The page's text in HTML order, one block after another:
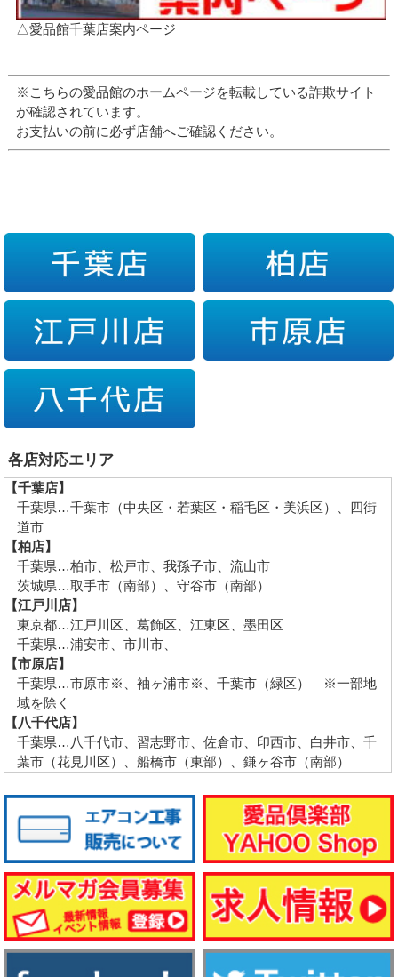
△愛品館千葉店案内ページ
※こちらの愛品館のホームページを転載している詐欺サイト
が確認されています。
お支払いの前に必ず店舗へご確認ください。
各店対応エリア
【千葉店】
千葉県…千葉市（中央区・若葉区・稲毛区・美浜区）、四街
道市
【柏店】
千葉県…柏市、松戸市、我孫子市、流山市
茨城県…取手市（南部）、守谷市（南部）
【江戸川店】
東京都…江戸川区、葛飾区、江東区、墨田区
千葉県…浦安市、市川市、
【市原店】
千葉県…市原市※、袖ヶ浦市※、千葉市（緑区） ※一部地
域を除く
【八千代店】
千葉県…八千代市、習志野市、佐倉市、印西市、白井市、千
葉市（花見川区）、船橋市（東部）、鎌ヶ谷市（南部）